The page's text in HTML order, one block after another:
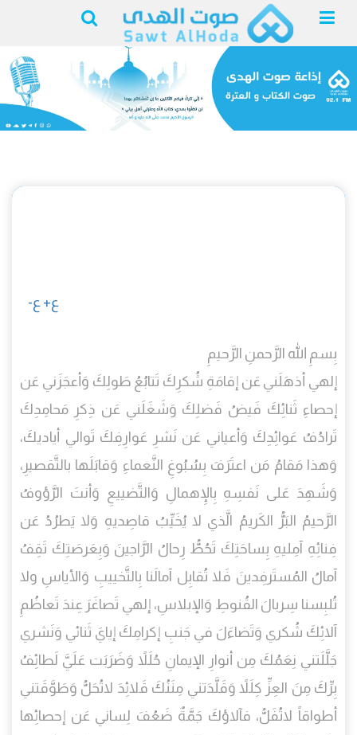
ع+ ع-
بِسمِ الله الرَّحمنِ الرَّحيمِ
إلهي أذهَلَني عَن إقامَةِ شُكرِكَ تَتابُعُ طَولِكَ وَأعجَزَني عَن
إحصاءِ ثَنائِكَ فَيضُ فَضلِكَ وَشَغَلَني عَن ذِكرِ مَحامِدِكَ
تَرادُفُ عَوائِدِكَ وَأعياني عَن نَشرِ عَوارِفِكَ تَوالي أياديكَ،
وَهذا مَقامُ مَن اعتَرَفَ بِسُبُوغِ النَّعماءِ وَقابَلَها بالتَّقصيرِ،
وَشَهِدَ عَلى نَفسِهِ بِالإِهمالِ وَالتَّضييعِ وَأنتَ الرَّؤوفُ
الرَّحيمُ البَرُّ الكَريمُ الَّذي لا يُخَيِّبُ قاصِديهِ وَلا يَطرُدُ عَن
فِنائِهِ آمِليهِ بِساحَتِكَ تَحُطُّ رِحالُ الرَّاجينَ وَبِعَرصَتِكَ تَقِفُ
آمالُ المُستَرفِدينَ فَلا تُقابِل آمالَنا بِالتَّخييبِ وَالأياسِ ولا
تُلبِسنا سِربالَ القُنوطِ وَالإبلاسِ، إلهي تَصاغَرَ عِندَ تَعاظُمِ
آلائِكَ شُكري وَتَضاءَلَ في جَنبِ إكرامِكَ إيايَ ثَنائي وَنَشري
جَلَّلَتني نِعَمُكَ مِن أنوارِ الإيمانِ حُلَلاً وَضَرَبَت عَلَيَّ لَطائِفُ
بِرِّكَ مِنَ العِزِّ كِلَلاً وَقَلَّدَتني مِنَنُكَ قَلائِدَ لاتُحَلُّ وَطَوَّقَتني
أطواقاً لاتُفَلُّ، فآلاؤكَ جَمَّةٌ ضَعُفَ لِساني عَن إحصائِها